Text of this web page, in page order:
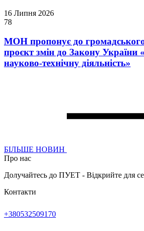
16 Липня 2026
78
МОН пропонує до
проєкт змін до Закону України
науково-технічну діяльність»
БІЛЬШЕ НОВИН
Про нас
Долучайтесь до ПУЕТ - Відкрийте для
Контакти
+380532509170